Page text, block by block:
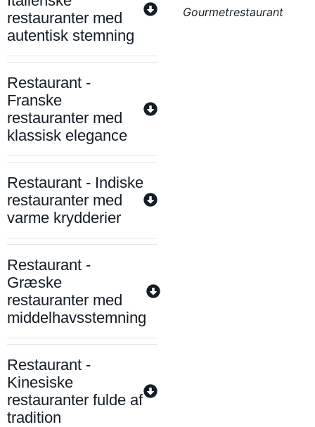
restauranter med
autentisk stemning
Restaurant -
Franske
restauranter med
klassisk elegance
Restaurant - Indiske
restauranter med
varme krydderier
Restaurant -
Græske
restauranter med
middelhavsstemning
Restaurant -
Kinesiske
restauranter fulde af
tradition
Gourmetrestaurant